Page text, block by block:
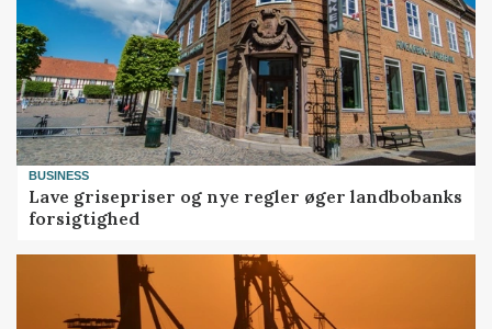
BUSINESS
Lave grisepriser og nye regler øger landbobanks
forsigtighed